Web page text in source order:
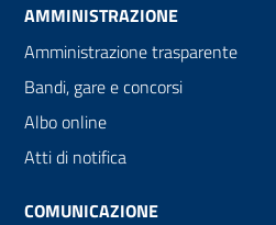
AMMINISTRAZIONE
Amministrazione trasparente
Bandi, gare e concorsi
Albo online
Atti di notifica
COMUNICAZIONE